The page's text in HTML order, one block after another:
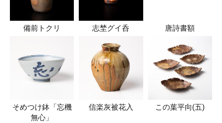
備前トクリ 志埜グイ呑 唐詩書額
そめつけ鉢「忘機
無心」
信楽灰被花入 この葉平向(五)